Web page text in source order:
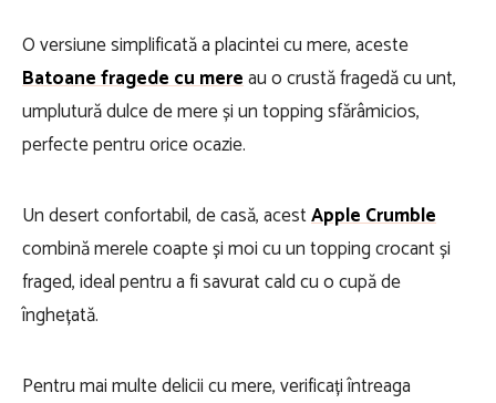
O versiune simplificată a placintei cu mere, aceste
Batoane fragede cu mereau o crustă fragedă cu unt,
umplutură dulce de mere și un topping sfărâmicios,
perfecte pentru orice ocazie.
Un desert confortabil, de casă, acestApple Crumble
combină merele coapte și moi cu un topping crocant și
fraged, ideal pentru a fi savurat cald cu o cupă de
înghețată.
Pentru mai multe delicii cu mere, verificați întreaga